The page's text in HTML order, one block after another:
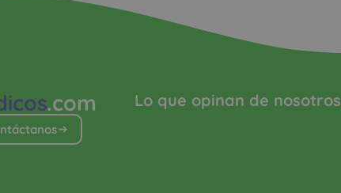
.com Lo que opinan de nosotros